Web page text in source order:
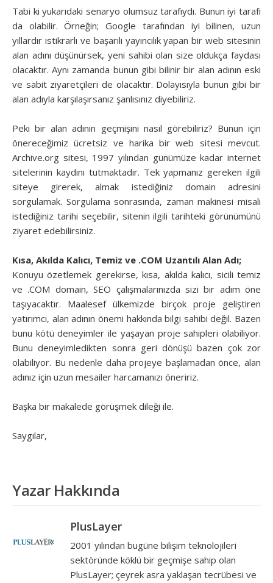
Tabi ki yukarıdaki senaryo olumsuz tarafıydı. Bunun iyi tarafı
da olabilir. Örneğin; Google tarafından iyi bilinen, uzun
yıllardır istikrarlı ve başarılı yayıncılık yapan bir web sitesinin
alan adını düşünürsek, yeni sahibi olan size oldukça faydası
olacaktır. Aynı zamanda bunun gibi bilinir bir alan adının eski
ve sabit ziyaretçileri de olacaktır. Dolayısıyla bunun gibi bir
alan adıyla karşılaşırsanız şanlısınız diyebiliriz.
Peki bir alan adının geçmişini nasıl görebiliriz? Bunun için
önereceğimiz ücretsiz ve harika bir web sitesi mevcut.
Archive.org sitesi, 1997 yılından günümüze kadar internet
sitelerinin kaydını tutmaktadır. Tek yapmanız gereken ilgili
siteye girerek, almak istediğiniz domain adresini
sorgulamak. Sorgulama sonrasında, zaman makinesi misali
istediğiniz tarihi seçebilir, sitenin ilgili tarihteki görünümünü
ziyaret edebilirsiniz.
Kısa, Akılda Kalıcı, Temiz ve .COM Uzantılı Alan Adı;
Konuyu özetlemek gerekirse, kısa, akılda kalıcı, sicili temiz
ve .COM domain, SEO çalışmalarınızda sizi bir adım öne
taşıyacaktır. Maalesef ülkemizde birçok proje geliştiren
yatırımcı, alan adının önemi hakkında bilgi sahibi değil. Bazen
bunu kötü deneyimler ile yaşayan proje sahipleri olabiliyor.
Bunu deneyimledikten sonra geri dönüşü bazen çok zor
olabiliyor. Bu nedenle daha projeye başlamadan önce, alan
adınız için uzun mesailer harcamanızı öneririz.
Başka bir makalede görüşmek dileği ile.
Saygılar,
Yazar Hakkında
PlusLayer
2001 yılından bugüne bilişim teknolojileri
sektöründe köklü bir geçmişe sahip olan
PlusLayer; çeyrek asra yaklaşan tecrübesi ve